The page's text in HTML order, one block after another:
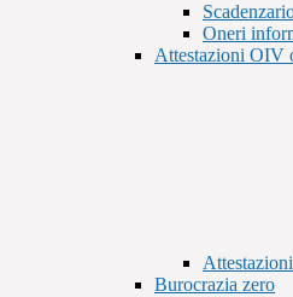
Oneri
Attestazioni OIV
Burocrazia zero